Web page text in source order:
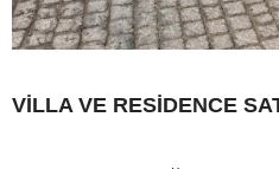
VİLLA VE RESİDENCE